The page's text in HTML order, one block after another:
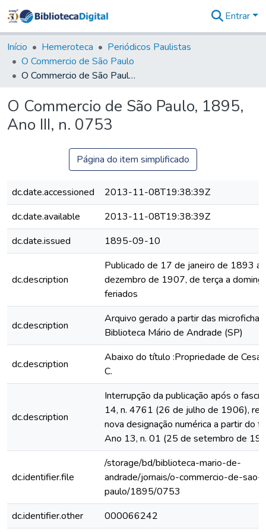
&
Coleções
Tudo na
Biblioteca
Estatísticas
Entrar
Início Hemeroteca
Periódicos Paulistas
O Commercio de São Paulo
O Commercio de São Paulo, 1895, Ano III, n. 0753
O Commercio de São Paulo, 1895,
Ano III, n. 0753
Página do item simplificado
dc.date.accessioned
2013-11-08T19:38:39Z
dc.date.available
2013-11-08T19:38:39Z
dc.date.issued
1895-09-10
dc.description
Publicado de 17 de janeiro de 1893 a
dezembro de 1907, de terça a
feriados
dc.description
Arquivo gerado a partir das
Biblioteca Mário de Andrade (SP)
dc.description
Abaixo do título :Propriedade de
C.
dc.description
Interrupção da publicação após o
14, n. 4761 (26 de julho de 1906),
nova designação numérica a partir do
Ano 13, n. 01 (25 de setembro de
dc.identifier.file
/storage/bd/biblioteca-mario-de-
andrade/jornais/o-commercio-de-sao-
paulo/1895/0753
dc.identifier.other
000066242